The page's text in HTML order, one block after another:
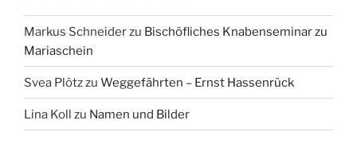
Markus Schneiderzu Bischöfliches Knabenseminar zu
Mariaschein
Svea Plötzzu Weggefährten – Ernst Hassenrück
Lina Koll zu Namen und Bilder